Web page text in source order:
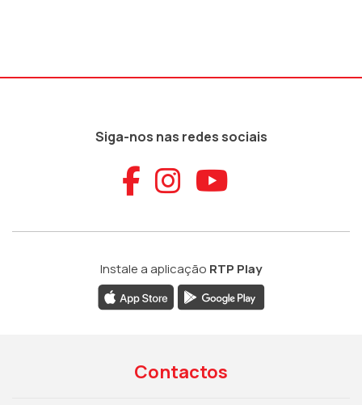
Siga-nos nas redes sociais
Aceder ao
Aceder ao
Aceder
Instale a aplicação RTP Play
Contactos